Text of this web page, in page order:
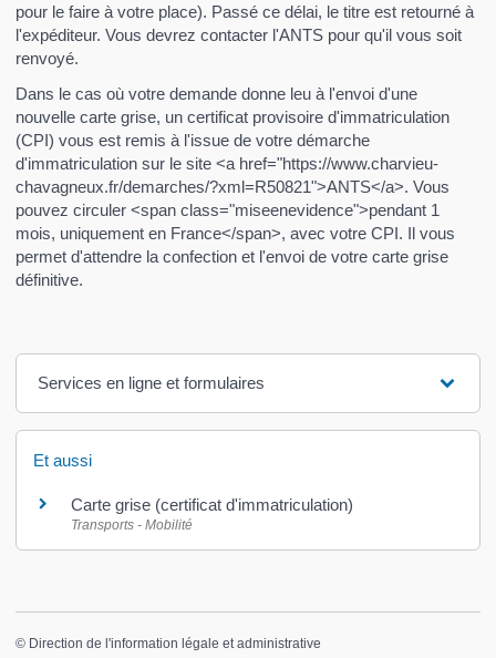
pour le faire à votre place). Passé ce délai, le titre est retourné à
l'expéditeur. Vous devrez contacter l'ANTS pour qu'il vous soit
renvoyé.
Dans le cas où votre demande donne leu à l'envoi d'une
nouvelle carte grise, un certificat provisoire d'immatriculation
(CPI) vous est remis à l'issue de votre démarche
d'immatriculation sur le site <a href="https://www.charvieu-
chavagneux.fr/demarches/?xml=R50821">ANTS</a>. Vous
pouvez circuler <span class="miseenevidence">pendant 1
mois, uniquement en France</span>, avec votre CPI. Il vous
permet d'attendre la confection et l'envoi de votre carte grise
définitive.
Services en ligne et formulaires
Et aussi
Carte grise (certificat d'immatriculation)
Transports - Mobilité
© Direction de l'information légale et administrative